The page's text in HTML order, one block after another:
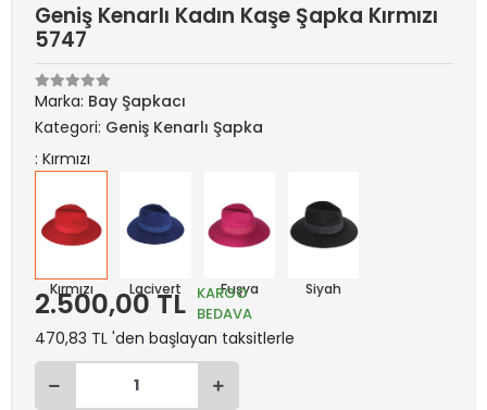
Geniş Kenarlı Kadın Kaşe Şapka Kırmızı
5747
Marka: Bay Şapkacı
Kategori: Geniş Kenarlı Şapka
: Kırmızı
Kırmızı Lacivert Fuşya Siyah
2.500,00 TL KARGO
BEDAVA
470,83 TL 'den başlayan taksitlerle